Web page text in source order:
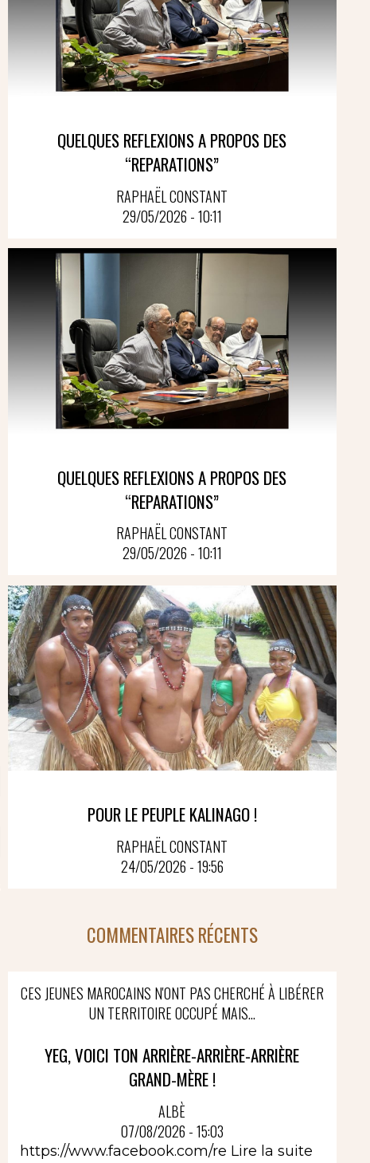
QUELQUES REFLEXIONS A PROPOS DES
“REPARATIONS”
RAPHAËL CONSTANT
29/05/2026 - 10:11
QUELQUES REFLEXIONS A PROPOS DES
“REPARATIONS”
RAPHAËL CONSTANT
29/05/2026 - 10:11
POUR LE PEUPLE KALINAGO !
RAPHAËL CONSTANT
24/05/2026 - 19:56
COMMENTAIRES RÉCENTS
CES JEUNES MAROCAINS N'ONT PAS CHERCHÉ À LIBÉRER
UN TERRITOIRE OCCUPÉ MAIS...
YEG, VOICI TON ARRIÈRE-ARRIÈRE-ARRIÈRE
GRAND-MÈRE !
ALBÈ
07/08/2026 - 15:03
https://www.facebook.com/re Lire la suite